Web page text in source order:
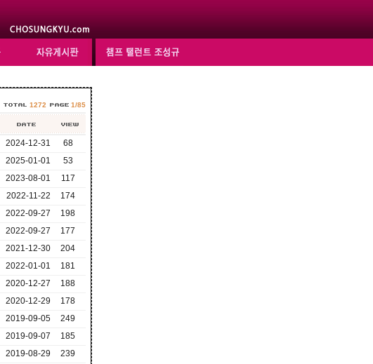
1272 1/85
2024-12-31
68
2025-01-01
53
2023-08-01
117
2022-11-22
174
2022-09-27
198
2022-09-27
177
2021-12-30
204
2022-01-01
181
2020-12-27
188
2020-12-29
178
2019-09-05
249
2019-09-07
185
2019-08-29
239